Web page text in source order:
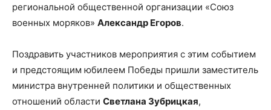
региональной общественной организации «Союз
военных моряков» Александр Егоров.
Поздравить участников мероприятия с этим событием
и предстоящим юбилеем Победы пришли заместитель
министра внутренней политики и общественных
отношений области Светлана Зубрицкая,